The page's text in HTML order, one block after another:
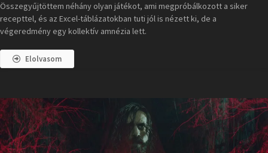
Összegyűjtöttem néhány olyan játékot, ami megpróbálkozott a siker
recepttel, és az Excel-táblázatokban tuti jól is nézett ki, de a
végeredmény egy kollektív amnézia lett.
Elolvasom